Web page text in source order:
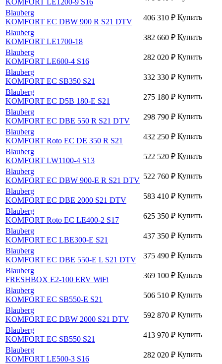
KOMFORT LE1200-9 S16
Blauberg
KOMFORT EC DBW 900 R S21 DTV
406 310 ₽ Купить
Blauberg
KOMFORT LE1700-18
382 660 ₽ Купить
Blauberg
KOMFORT LE600-4 S16
282 020 ₽ Купить
Blauberg
KOMFORT EC SB350 S21
332 330 ₽ Купить
Blauberg
KOMFORT EC D5B 180-Е S21
275 180 ₽ Купить
Blauberg
KOMFORT EC DBE 550 R S21 DTV
298 790 ₽ Купить
Blauberg
KOMFORT Roto EC DE 350 R S21
432 250 ₽ Купить
Blauberg
KOMFORT LW1100-4 S13
522 520 ₽ Купить
Blauberg
KOMFORT EC DBW 900-E R S21 DTV 522 760 ₽ Купить
Blauberg
KOMFORT EC DBE 2000 S21 DTV
583 410 ₽ Купить
Blauberg
KOMFORT Roto EC LE400-2 S17
625 350 ₽ Купить
Blauberg
KOMFORT EC LBE300-E S21
437 350 ₽ Купить
Blauberg
KOMFORT EC DBE 550-E L S21 DTV
375 490 ₽ Купить
Blauberg
FRESHBOX E2-100 ERV WiFi
369 100 ₽ Купить
Blauberg
KOMFORT EC SB550-E S21
506 510 ₽ Купить
Blauberg
KOMFORT EC DBW 2000 S21 DTV
592 870 ₽ Купить
Blauberg
KOMFORT EC SB550 S21
413 970 ₽ Купить
Blauberg
KOMFORT LE500-3 S16
282 020 ₽ Купить